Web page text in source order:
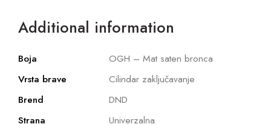
Additional information
Boja
OGH – Mat saten bronca
Vrsta brave
Cilindar zaključavanje
Brend
DND
Strana
Univerzalna